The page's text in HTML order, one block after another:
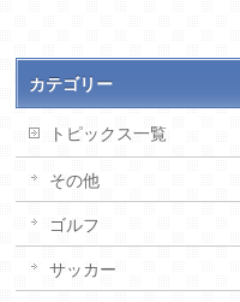
カテゴリー
トピックス一覧
その他
ゴルフ
サッカー